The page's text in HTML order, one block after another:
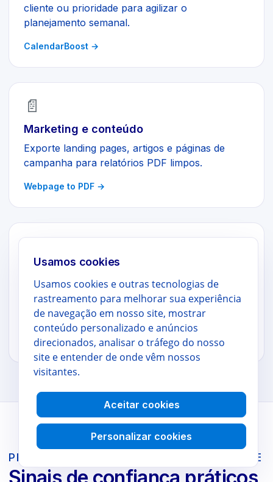
cliente ou prioridade para agilizar o
planejamento semanal.
CalendarBoost →
📄
Marketing e conteúdo
Exporte landing pages, artigos e páginas de
campanha para relatórios PDF limpos.
Webpage to PDF →
Redes sociais e pesquisa
Capture capturas de tela de página inteira e
publicações de redes sociais para arquivamento
e análise competitiva.
WebSniply→
PRONTO PARA EMPRESAS, DESIGN LEVE
Usamos cookies
Usamos cookies e outras tecnologias de
rastreamento para melhorar sua experiência
de navegação em nosso site, mostrar
conteúdo personalizado e anúncios
direcionados, analisar o tráfego do nosso
site e entender de onde vêm nossos
visitantes.
Aceitar cookies
Personalizar cookies